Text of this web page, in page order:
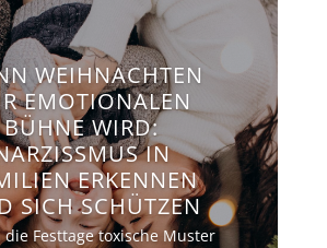
WEIHNACHTEN
EMOTIONALEN
BÜHNE WIRD:
IN
ERKENNEN
SICH SCHÜTZEN
die Festtage toxische Muster